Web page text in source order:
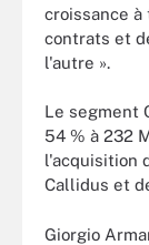
croissance
contrats et
l'autre ».
Le segment
54 % à 232
l'acquisition
Callidus et
Giorgio